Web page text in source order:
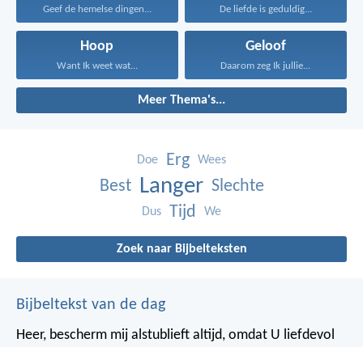
Geef de hemelse dingen... De liefde is geduldig...
Hoop
Want Ik weet wat...
Geloof
Daarom zeg Ik jullie...
Meer Thema's...
Doe Erg Wees
Best Langer Slechte
Dus Tijd We
Zoek naar Bijbelteksten
Bijbeltekst van de dag
Heer, bescherm mij alstublieft altijd, omdat U liefdevol